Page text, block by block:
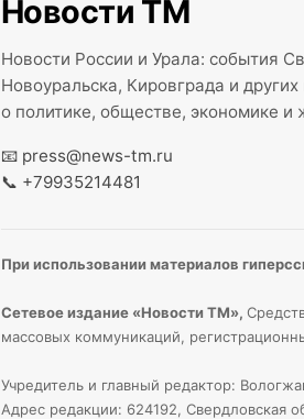
Новости ТМ
Новости России и Урала: события
Новоуральска, Кировграда и
о политике, обществе, экономике и
📧 press@news-tm.ru
📞 +79935214481
При использовании материалов
Сетевое издание «Новости ТМ»,
массовых коммуникаций,
Учредитель и главный редактор:
Адрес редакции: 624192, Свердловская